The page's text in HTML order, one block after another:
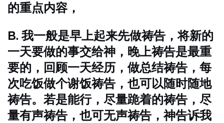
的重点内容，
B. 我一般是早上起来先做祷告，将新的
一天要做的事交给神，晚上祷告是最重
要的，回顾一天经历，做总结祷告，每
次吃饭做个谢饭祷告，也可以随时随地
祷告。若是能行，尽量跪着的祷告，尽
量有声祷告，也可无声祷告，神告诉我